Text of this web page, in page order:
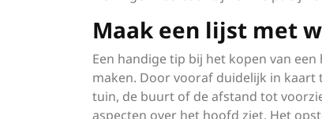
Maak een lijst met
Een handige tip bij het kopen van
maken. Door vooraf duidelijk in kaart
tuin, de buurt of de afstand tot
aspecten over het hoofd ziet. Het